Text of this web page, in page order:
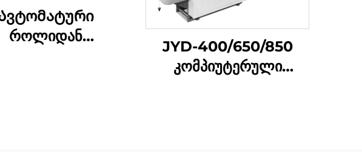
როლიდან
JYD-400/650/850
კომპიუტერული